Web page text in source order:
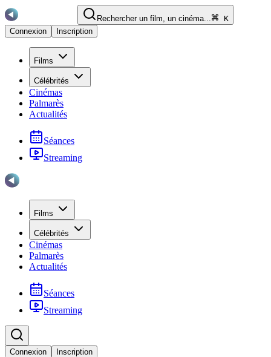
Rechercher un film, un cinéma...
K
Connexion
Inscription
Films
Célébrités
Cinémas
Palmarès
Actualités
Séances
Streaming
Films
Célébrités
Cinémas
Palmarès
Actualités
Séances
Streaming
Connexion Inscription